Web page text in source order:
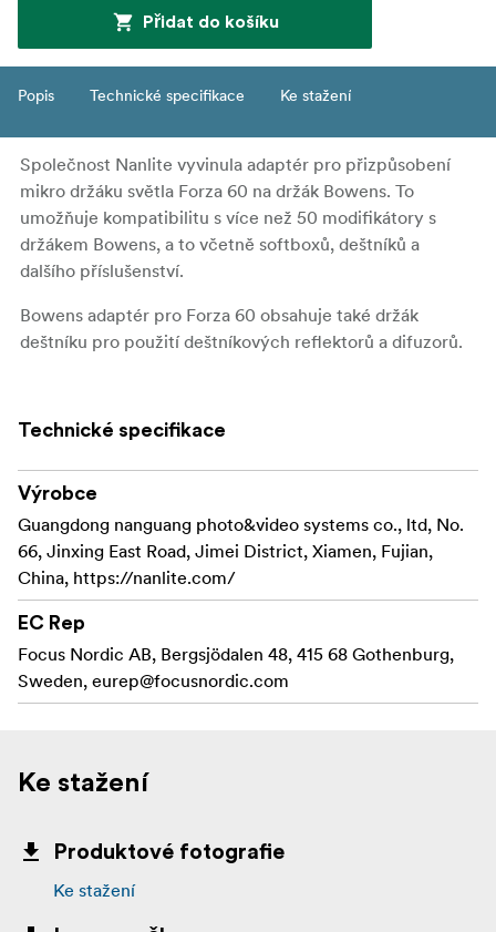
Přidat do košíku
Popis Technické specifikace Ke stažení
Společnost Nanlite vyvinula adaptér pro přizpůsobení
mikro držáku světla Forza 60 na držák Bowens. To
umožňuje kompatibilitu s více než 50 modifikátory s
držákem Bowens, a to včetně softboxů, deštníků a
dalšího příslušenství.
Bowens adaptér pro Forza 60 obsahuje také držák
deštníku pro použití deštníkových reflektorů a difuzorů.
Technické specifikace
Výrobce
Guangdong nanguang photo&video systems co., ltd, No.
66, Jinxing East Road, Jimei District, Xiamen, Fujian,
China, https://nanlite.com/
EC Rep
Focus Nordic AB, Bergsjödalen 48, 415 68 Gothenburg,
Sweden, eurep@focusnordic.com
Ke stažení
Produktové fotografie
Ke stažení